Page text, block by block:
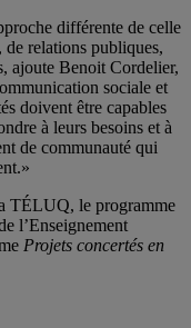
différente de celle
de relations publiques,
ajoute Benoit Cordelier,
sociale et
doivent être capables
à leurs besoins et à
de communauté qui
TÉLUQ, le programme
l’Enseignement
Projets concertés en